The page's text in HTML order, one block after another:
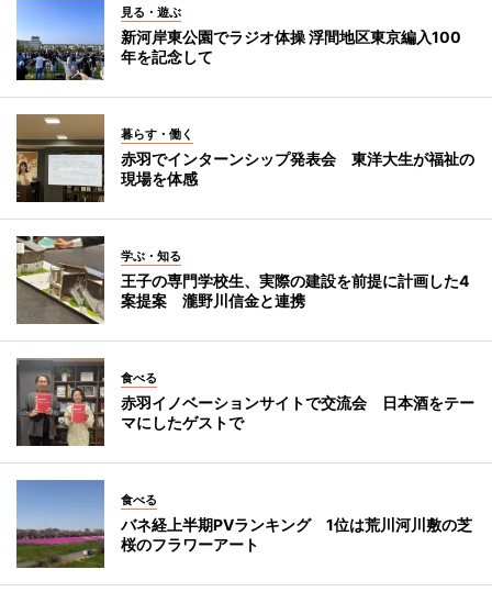
見る・遊ぶ
新河岸東公園でラジオ体操 浮間地区東京編入100
年を記念して
暮らす・働く
赤羽でインターンシップ発表会 東洋大生が福祉の
現場を体感
学ぶ・知る
王子の専門学校生、実際の建設を前提に計画した4
案提案 瀧野川信金と連携
食べる
赤羽イノベーションサイトで交流会 日本酒をテー
マにしたゲストで
食べる
バネ経上半期PVランキング 1位は荒川河川敷の芝
桜のフラワーアート